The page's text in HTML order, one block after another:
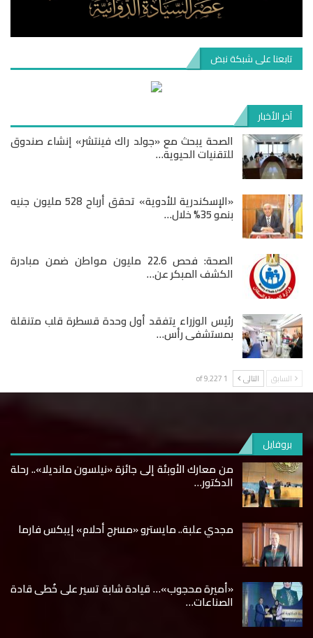
تابعنا على شبكة نبض
آخر الأخبار
الصحة يبحث مع «جولد راك فينتشر» إنشاء صندوق
للتقنيات الحيوية…
«الإسكندرية للأدوية» تحقق أرباح 528 مليون جنيه
بنمو 35% خلال…
الصحة: فحص 22.6 مليون مواطن ضمن مبادرة
الكشف المبكر عن…
رئيس الوزراء يتفقد أول وحدة قسطرة قلب متنقلة
بمستشفى رأس…
السابق التالى 1 of 9٬227
بروفايل
من معارك الأوبئة إلى جائزة «نيلسون مانديلا».. رحلة
الدكتور…
مجدي علبة.. مايسترو «مسرح أحلام» إيبكس فارما
«أميرة محجوب»… قيادة شابة تسير على خُطى قادة
الصناعات…